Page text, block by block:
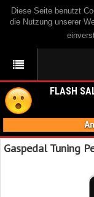
Diese Seite benutzt
die Nutzung unserer
FLASH
Gaspedal Tuning